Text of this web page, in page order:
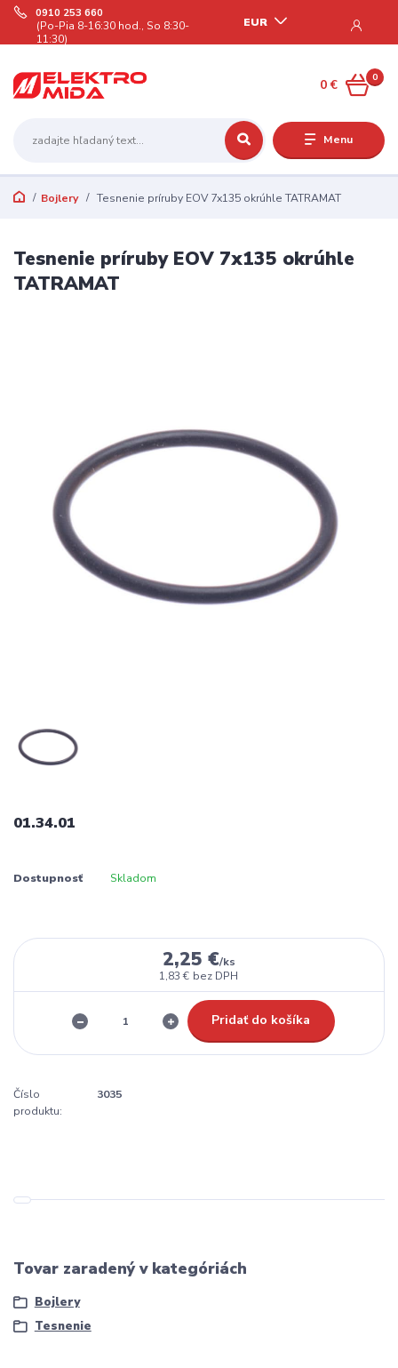
Menu
EUR
0910 253 660
(Po-Pia 8-16:30 hod., So 8:30-
11:30)
0
0 €
Bojlery Tesnenie príruby EOV 7x135 okrúhle TATRAMAT
Tesnenie príruby EOV 7x135 okrúhle
TATRAMAT
01.34.01
Dostupnosť Skladom
2,25 €/ks
1,83 € bez DPH
Pridať do košíka
Číslo
produktu:
3035
Tovar zaradený v kategóriách
Bojlery
Tesnenie